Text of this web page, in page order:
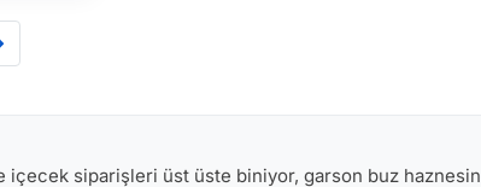
içecek siparişleri üst üste biniyor, garson buz